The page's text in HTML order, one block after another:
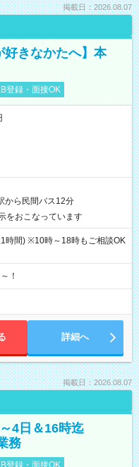
掲載日：2026.08.07
好きなかたへ】本
登録・面接OK
から民間バス12分
をおこなっています
間) ※10時～18時もご相談OK
！
詳細へ
掲載日：2026.08.07
4日＆16時迄
務
登録・面接OK